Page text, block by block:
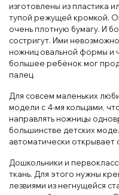
изготовлены из пластика
тупой режущей кромкой.
очень плотную бумагу. И
состригут. Ими
ножниц овальной формы и
большее ребёнок мог
палец.
Для совсем маленьких
модели с 4-мя кольцами,
направлять ножницы
большинстве детских
автоматически открывает
Дошкольники и
ткань. Для этого нужны
лезвиями из негнущейся